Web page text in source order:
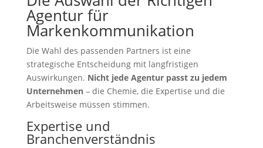
Agentur für
Markenkommunikation
Die Wahl des passenden Partners ist eine
strategische Entscheidung mit langfristigen
Auswirkungen. Nicht jede Agentur passt zu jedem
Unternehmen– die Chemie, die Expertise und die
Arbeitsweise müssen stimmen.
Expertise und
Branchenverständnis